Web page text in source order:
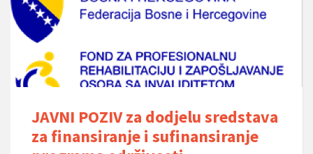
JAVNI POZIV za dodjelu sredstava
za finansiranje i sufinansiranje